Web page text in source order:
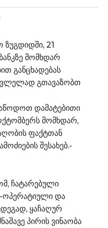
ზუგდიდში, 21
მომხდარ
განცხადებას
გთავაზობთ
დამატებითი
მომხდარ,
ფაქტთან
შესახებ.-
ჩატარებული
ოპერატიული და
ყაჩაღურ
პირის ვინაობა